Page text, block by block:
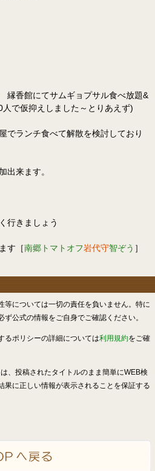
香館にてサムギョプサル食べ放題&
で仮抑えしました～とりあえず)
でランチ食べて解散を検討しており
出来ます。
行きましょう
す［南郷トマトオフ岩代守智ぞう ］
等については一切の責任を負いません。特に
公式の情報をご自身でご確認ください。
るポリシーの詳細については利用規約をご確
、投稿されたタイトルのまま簡単にWEB検
果に正しい情報が表示されることを保証する